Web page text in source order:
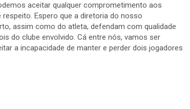
aceitar qualquer comprometimento aos
Espero que a diretoria do nosso
assim como do atleta, defendam com qualidade
do clube envolvido. Cá entre nós, vamos ser
a incapacidade de manter e perder dois jogadores